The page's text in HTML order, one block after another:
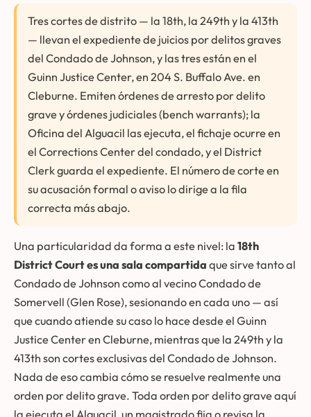
Tres cortes de distrito — la 18th, la 249th y la 413th
— llevan el expediente de juicios por delitos graves
del Condado de Johnson, y las tres están en el
Guinn Justice Center, en 204 S. Buffalo Ave. en
Cleburne. Emiten órdenes de arresto por delito
grave y órdenes judiciales (bench warrants); la
Oficina del Alguacil las ejecuta, el fichaje ocurre en
el Corrections Center del condado, y el District
Clerk guarda el expediente. El número de corte en
su acusación formal o aviso lo dirige a la fila
correcta más abajo.
Una particularidad da forma a este nivel: la 18th
District Court es una sala compartida que sirve tanto al
Condado de Johnson como al vecino Condado de
Somervell (Glen Rose), sesionando en cada uno — así
que cuando atiende su caso lo hace desde el Guinn
Justice Center en Cleburne, mientras que la 249th y la
413th son cortes exclusivas del Condado de Johnson.
Nada de eso cambia cómo se resuelve realmente una
orden por delito grave. Toda orden por delito grave aquí
la ejecuta el Alguacil, un magistrado fija o revisa la